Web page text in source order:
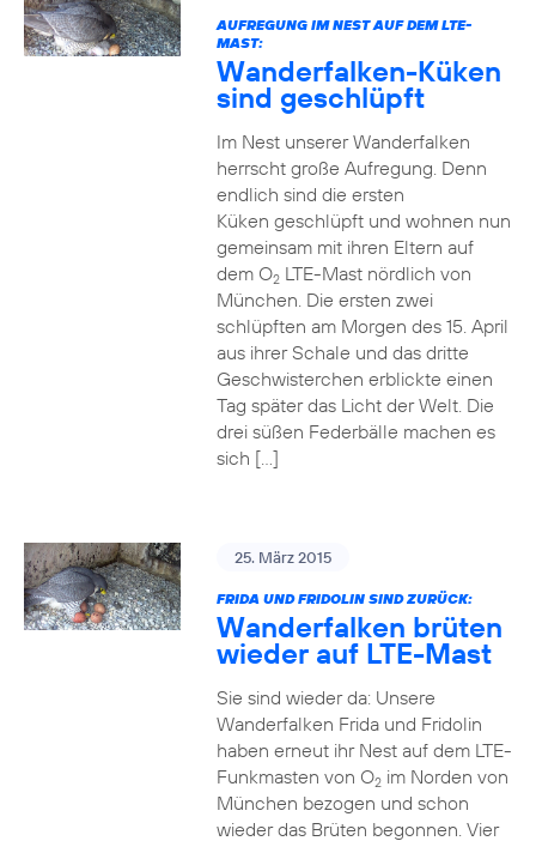
AUFREGUNG IM NEST AUF DEM LTE-
MAST:
Wanderfalken-Küken
sind geschlüpft
Im Nest unserer Wanderfalken
herrscht große Aufregung. Denn
endlich sind die ersten
Küken geschlüpft und wohnen nun
gemeinsam mit ihren Eltern auf
dem O2LTE-Mast nördlich von
München. Die ersten zwei
schlüpften am Morgen des 15. April
aus ihrer Schale und das dritte
Geschwisterchen erblickte einen
Tag später das Licht der Welt. Die
drei süßen Federbälle machen es
sich […]
25. März 2015
FRIDA UND FRIDOLIN SIND ZURÜCK:
Wanderfalken brüten
wieder auf LTE-Mast
Sie sind wieder da: Unsere
Wanderfalken Frida und Fridolin
haben erneut ihr Nest auf dem LTE-
Funkmasten von O2im Norden von
München bezogen und schon
wieder das Brüten begonnen. Vier